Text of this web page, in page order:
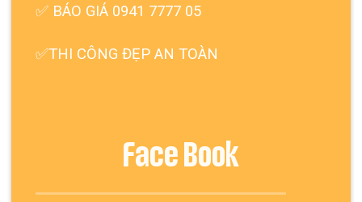
✅ BÁO GIÁ 0941 7777 05
✅THI CÔNG ĐẸP AN TOÀN
Face Book